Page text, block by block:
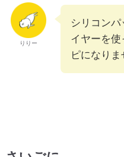
りりー
シリコン
イヤーを使
ピになりま